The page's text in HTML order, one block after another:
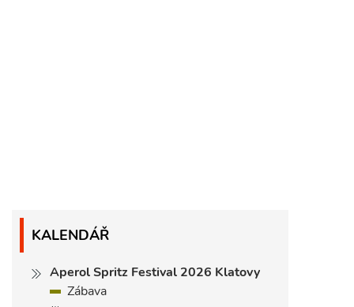
KALENDÁŘ
Aperol Spritz Festival 2026 Klatovy
Zábava